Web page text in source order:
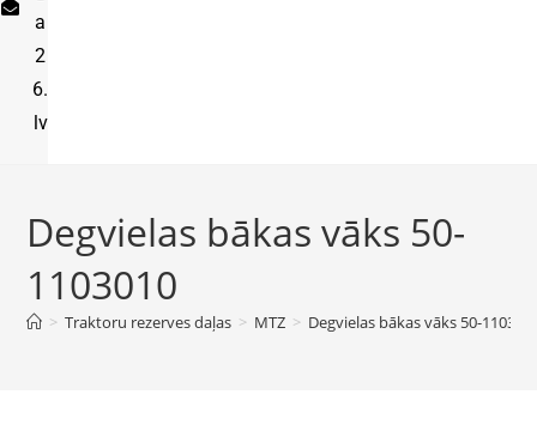
a
2
6.
lv
Degvielas bākas vāks 50-
1103010
> Traktoru rezerves daļas > MTZ > Degvielas bākas vāks 50-